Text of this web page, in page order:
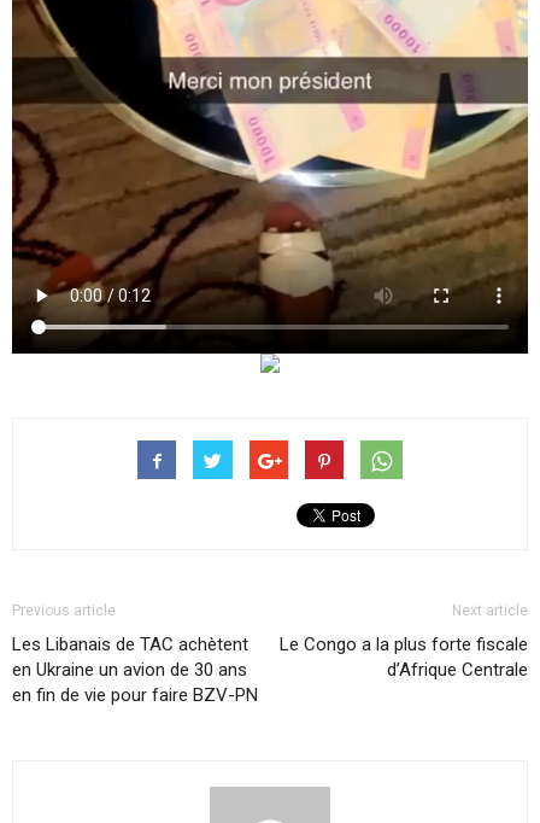
Previous article
Les Libanais de TAC achètent
en Ukraine un avion de 30 ans
en fin de vie pour faire BZV-PN
Next article
Le Congo a la plus forte fiscale
d’Afrique Centrale